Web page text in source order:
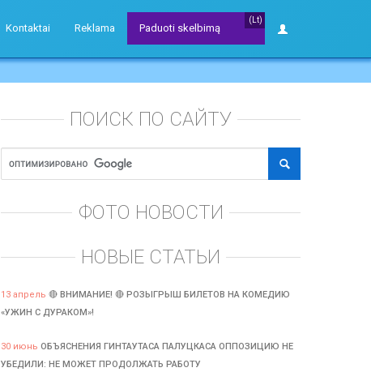
Kontaktai Reklama
(Lt)
Paduoti skelbimą
ПОИСК ПО САЙТУ
ФОТО НОВОСТИ
НОВЫЕ СТАТЬИ
13 апрель 🔴 ВНИМАНИЕ! 🔴 РОЗЫГРЫШ БИЛЕТОВ НА КОМЕДИЮ
«УЖИН С ДУРАКОМ»!
30 июнь ОБЪЯСНЕНИЯ ГИНТАУТАСА ПАЛУЦКАСА ОППОЗИЦИЮ НЕ
УБЕДИЛИ: НЕ МОЖЕТ ПРОДОЛЖАТЬ РАБОТУ